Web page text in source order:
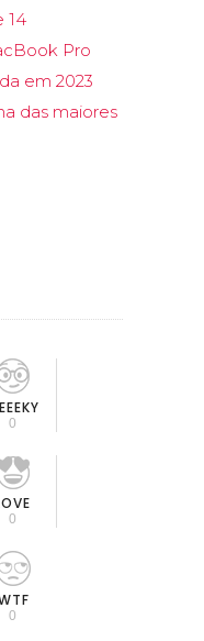
14
Pro
em 2023
das maiores
0
0
0